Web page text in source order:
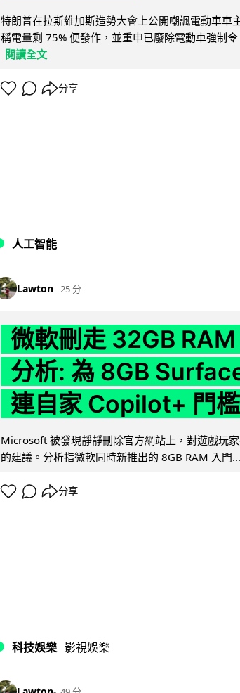
特朗普在拉斯維加斯造勢大會上公開嘲諷電動車車
稱電量剩 75% 便發作，並重申已廢除電動車強制
閱讀全文
分享
人工智能
Lawton 25 分
微軟刪走 32GB
分析: 為 8GB
連自家 Copilot+ 門
Microsoft 被發現靜靜刪除官方網站上，對遊戲玩
的建議。分析指微軟同時新推出的 8GB RAM 入門...
分享
科技娛樂 影視娛樂